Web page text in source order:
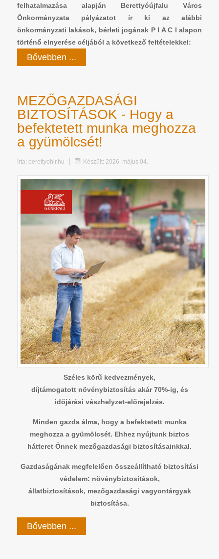
felhatalmazása alapján Berettyóújfalu Város
Önkormányzata pályázatot ír ki az alábbi
önkormányzati lakások, bérleti jogának P I A C I alapon
történő elnyerése céljából a következő feltételekkel:
Bővebben ...
MEZŐGAZDASÁGI
BIZTOSÍTÁSOK - Hogy a
befektetett munka meghozza
a gyümölcsét!
Írta: berettyohir.hu Készült: 2026. május 04.
Széles körű kedvezmények,
díjtámogatott növénybiztosítás akár 70%-ig, és
időjárási vészhelyzet-előrejelzés.
Minden gazda álma, hogy a befektetett munka
meghozza a gyümölcsét. Ehhez nyújtunk biztos
hátteret Önnek mezőgazdasági biztosításainkkal.
Gazdaságának megfelelően összeállítható biztosítási
védelem: növénybiztosítások,
állatbiztosítások, mezőgazdasági vagyontárgyak
biztosítása.
Bővebben ...